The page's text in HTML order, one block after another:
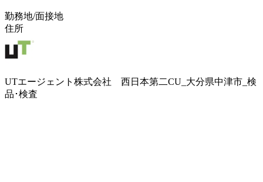
勤務地/面接地
住所
UTエージェント株式会社 西日本第二CU_大分県中津市_検
品･検査